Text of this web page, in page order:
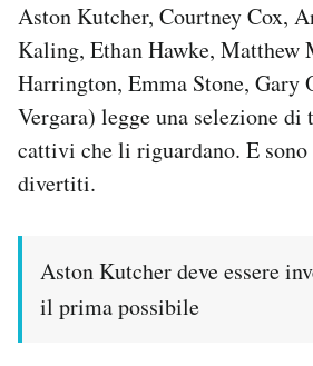
SHOP
AREA PERSONALE
Notifiche mobile
Regala il Post
Aston Kutcher, Courtney Cox,
Kaling, Ethan Hawke, Matthew
Harrington, Emma Stone, Gary
Vergara) legge una selezione di
cattivi che li riguardano. E
divertiti.
Aston Kutcher deve essere
il prima possibile